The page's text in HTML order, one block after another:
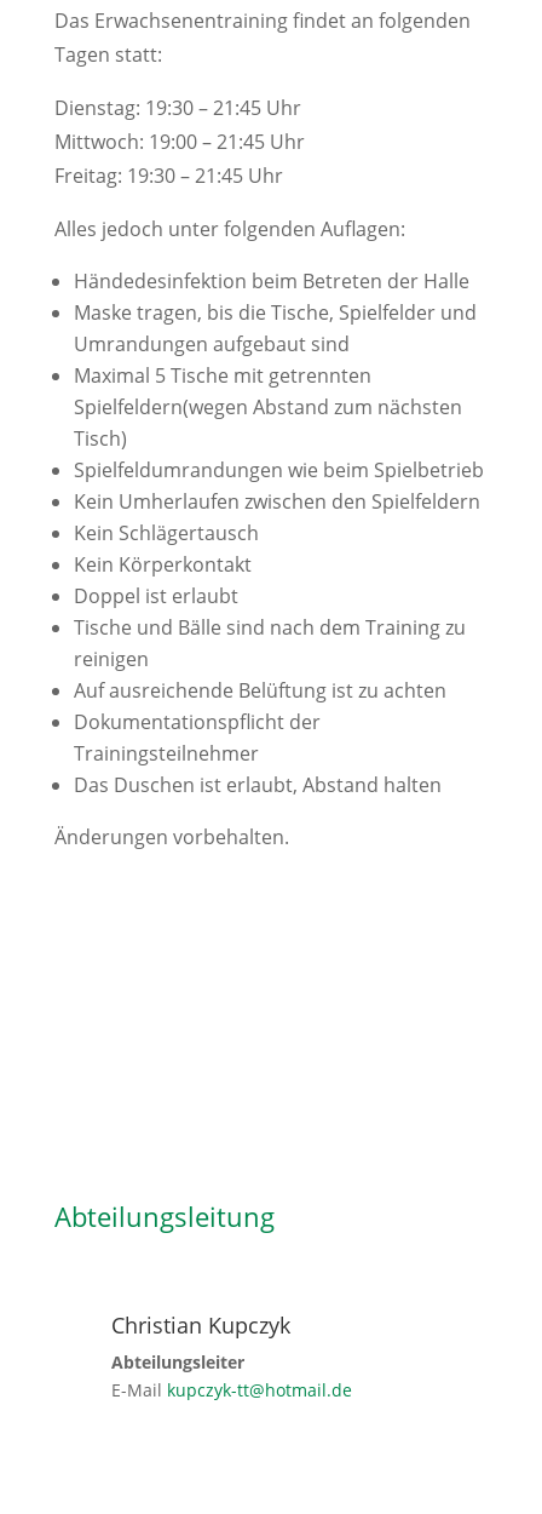
Das Erwachsenentraining findet an folgenden
Tagen statt:
Dienstag: 19:30 – 21:45 Uhr
Mittwoch: 19:00 – 21:45 Uhr
Freitag: 19:30 – 21:45 Uhr
Alles jedoch unter folgenden Auflagen:
Händedesinfektion beim Betreten der Halle
Maske tragen, bis die Tische, Spielfelder und
Umrandungen aufgebaut sind
Maximal 5 Tische mit getrennten
Spielfeldern(wegen Abstand zum nächsten
Tisch)
Spielfeldumrandungen wie beim Spielbetrieb
Kein Umherlaufen zwischen den Spielfeldern
Kein Schlägertausch
Kein Körperkontakt
Doppel ist erlaubt
Tische und Bälle sind nach dem Training zu
reinigen
Auf ausreichende Belüftung ist zu achten
Dokumentationspflicht der
Trainingsteilnehmer
Das Duschen ist erlaubt, Abstand halten
Änderungen vorbehalten.
Abteilungsleitung
Christian Kupczyk
Abteilungsleiter
E-Mail kupczyk-tt@hotmail.de